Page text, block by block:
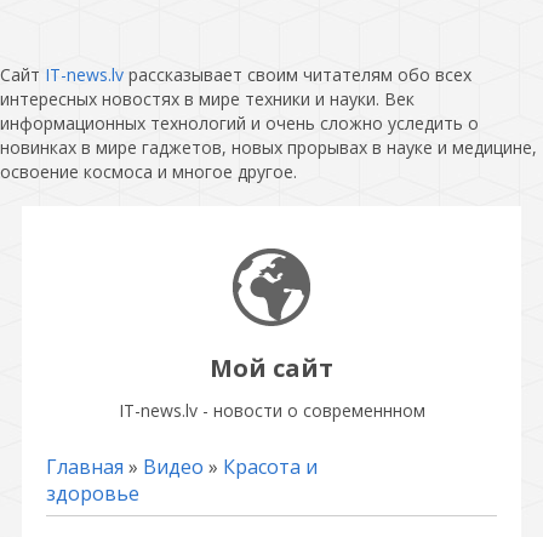
Сайт IT-news.lv рассказывает своим читателям обо всех
интересных новостях в мире техники и науки. Век
информационных технологий и очень сложно уследить о
новинках в мире гаджетов, новых прорывах в науке и медицине,
освоение космоса и многое другое.
Мой сайт
IT-news.lv - новости о современнном
Главная » Видео » Красота и
здоровье